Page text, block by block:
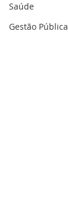
Saúde
Gestão Pública